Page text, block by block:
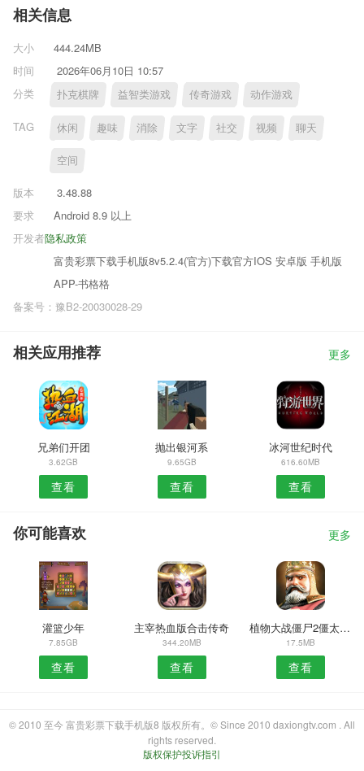
相关信息
大小
444.24MB
时间
2026年06月10日 10:57
分类
扑克棋牌 益智类游戏 传奇游戏 动作游戏
TAG 休闲 趣味 消除 文字 社交 视频 聊天
空间
版本
3.48.88
要求
Android 8.9 以上
隐私政策
开发者
富贵彩票下载手机版8v5.2.4(官方)下载官方IOS 安卓版 手机版
APP-书格格
备案号：豫B2-20030028-29
相关应用推荐 更多
兄弟们开团
3.62GB
查看
抛出银河系
9.65GB
查看
冰河世纪时代
616.60MB
查看
你可能喜欢 更多
灌篮少年
7.85GB
查看
主宰热血版合击传奇
344.20MB
查看
植物大战僵尸2僵太郎历险记版本
17.5MB
查看
© 2010 至今 富贵彩票下载手机版8 版权所有。© Since 2010 daxiongtv.com . All
rights reserved.
版权保护投诉指引